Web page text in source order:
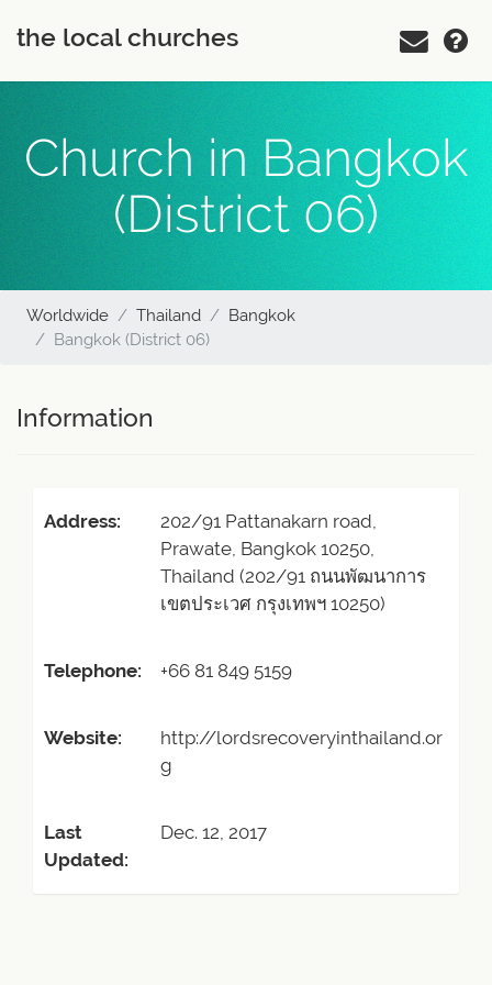
the local churches
Church in Bangkok
(District 06)
Worldwide Thailand
Bangkok
Bangkok (District 06)
Information
Address:
202/91 Pattanakarn road,
Prawate, Bangkok 10250,
Thailand (202/91 ถนนพัฒนาการ
เขตประเวศ กรุงเทพฯ 10250)
Telephone: +66 81 849 5159
Website:
http://lordsrecoveryinthailand.or
g
Last
Updated:
Dec. 12, 2017